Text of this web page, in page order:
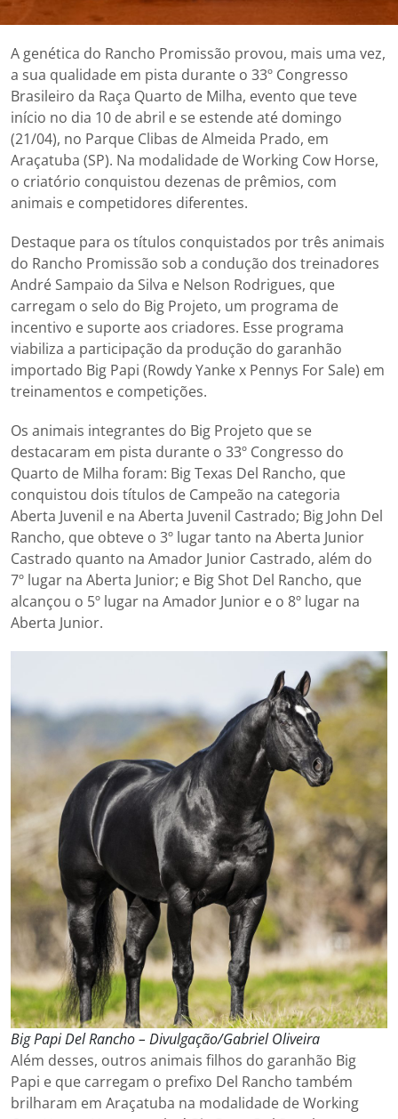
A genética do Rancho Promissão provou, mais uma vez,
a sua qualidade em pista durante o 33º Congresso
Brasileiro da Raça Quarto de Milha, evento que teve
início no dia 10 de abril e se estende até domingo
(21/04), no Parque Clibas de Almeida Prado, em
Araçatuba (SP). Na modalidade de Working Cow Horse,
o criatório conquistou dezenas de prêmios, com
animais e competidores diferentes.
Destaque para os títulos conquistados por três animais
do Rancho Promissão sob a condução dos treinadores
André Sampaio da Silva e Nelson Rodrigues, que
carregam o selo do Big Projeto, um programa de
incentivo e suporte aos criadores. Esse programa
viabiliza a participação da produção do garanhão
importado Big Papi (Rowdy Yanke x Pennys For Sale) em
treinamentos e competições.
Os animais integrantes do Big Projeto que se
destacaram em pista durante o 33º Congresso do
Quarto de Milha foram: Big Texas Del Rancho, que
conquistou dois títulos de Campeão na categoria
Aberta Juvenil e na Aberta Juvenil Castrado; Big John Del
Rancho, que obteve o 3º lugar tanto na Aberta Junior
Castrado quanto na Amador Junior Castrado, além do
7º lugar na Aberta Junior; e Big Shot Del Rancho, que
alcançou o 5º lugar na Amador Junior e o 8º lugar na
Aberta Junior.
Big Papi Del Rancho – Divulgação/Gabriel Oliveira
Além desses, outros animais filhos do garanhão Big
Papi e que carregam o prefixo Del Rancho também
brilharam em Araçatuba na modalidade de Working